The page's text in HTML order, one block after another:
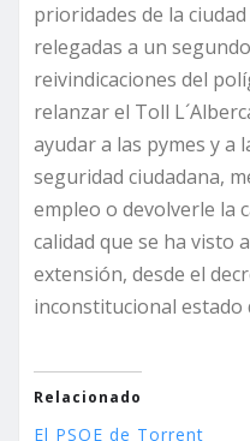
prioridades de la
relegadas a un
reivindicaciones del
relanzar el Toll
ayudar a las pymes y a
seguridad ciudadana,
empleo o devolverle la
calidad que se ha visto
extensión, desde el
inconstitucional estado
Relacionado
El PSOE de Torrent